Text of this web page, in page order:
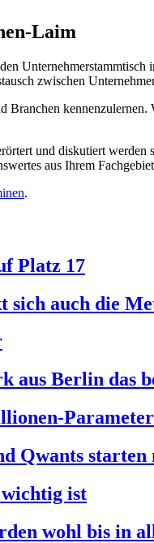
Laim
Unternehmerstammtisch
zwischen
und diskutiert
aus Ihrem
.
Platz 17
sich auch die
aus Berlin das
Qwants starten
ist
wohl bis in